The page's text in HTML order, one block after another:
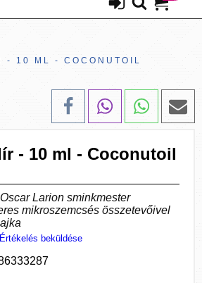
- 10 ML - COCONUTOIL
- 10 ml - Coconutoil
Larion sminkmester
mikroszemcsés összetevőivel
Értékelés beküldése